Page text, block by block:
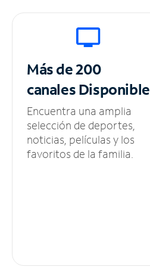
Más de 200
canalesDisponible
Encuentra una amplia
selección de deportes,
noticias, películas y los
favoritos de la familia.